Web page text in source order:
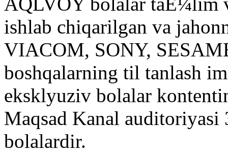
ishlab chiqarilgan va
VIACOM, SONY,
boshqalarning til tanlash
eksklyuziv bolalar
Maqsad Kanal auditoriyasi
bolalardir.